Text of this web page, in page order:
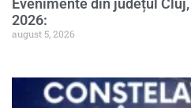
Evenimente din județul
2026:
august 5, 2026